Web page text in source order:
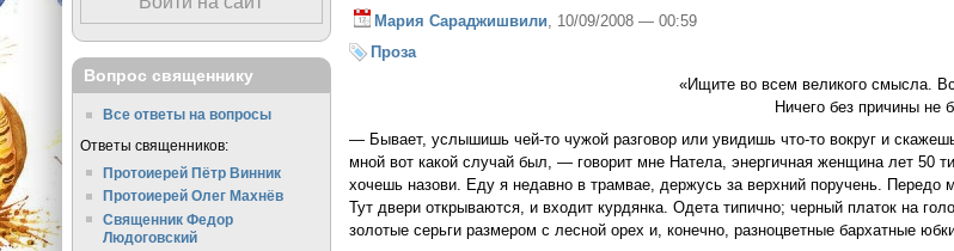
Мария Сараджишвили , 10/09/2008 — 00:59
Проза
«Ищите во всем великого смысла.
Ничего без причины не
— Бывает, услышишь чей-то чужой разговор или увидишь что-то вокруг и
мной вот какой случай был, — говорит мне Натела, энергичная женщина лет 50
хочешь назови. Еду я недавно в трамвае, держусь за верхний поручень. Передо
Тут двери открываются, и входит курдянка. Одета типично; черный платок на
золотые серьги размером с лесной орех и, конечно, разноцветные бархатные
Вопрос священнику
Все ответы на вопросы
Ответы священников:
Протоиерей Пётр Винник
Протоиерей Олег Махнёв
Священник Федор
Людоговский